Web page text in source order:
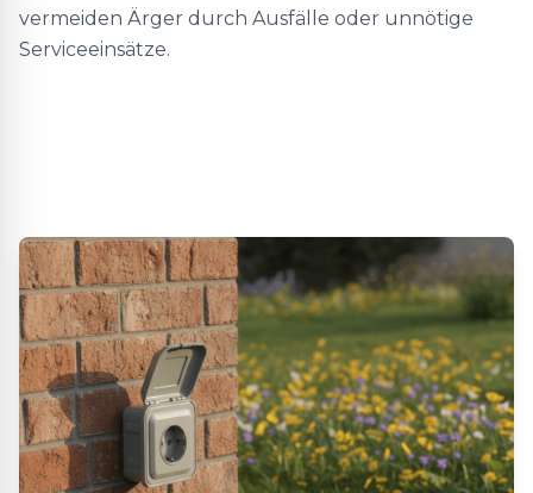
vermeiden Ärger durch Ausfälle oder unnötige
Serviceeinsätze.